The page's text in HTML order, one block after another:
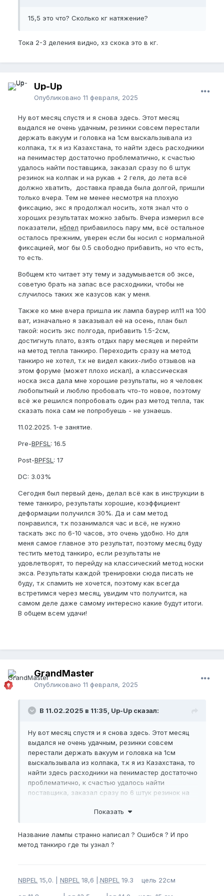
15,5 это что? Сколько кг натяжение?
Тока 2-3 деления видно, хз скока это в кг.
Up-Up
Опубликовано 11 февраля, 2025
Ну вот месяц спустя и я снова здесь. Этот месяц
выдался не очень удачным, резинки совсем перестали
держать вакуум и головка на 1см выскальзывала из
колпака, т.к я из Казахстана, то найти здесь расходники
на пенимастер достаточно проблематично, к счастью
удалось найти поставщика, заказал сразу по 6 штук
резинок на колпак и на рукав + 2 геля, до лета всё
должно хватить, доставка правда была долгой, пришли
только вчера. Тем не менее несмотря на плохую
фиксацию, экс я продолжал носить, хотя знал что о
хороших результатах можно забыть. Вчера измерил все
показатели, нбпел прибавилось пару мм, всё остальное
осталось прежним, уверен если бы носил с нормальной
фиксацией, мог бы 0.5 свободно прибавить, но что есть,
то есть.
Вобщем кто читает эту тему и задумывается об эксе,
советую брать на запас все расходники, чтобы не
случилось таких же казусов как у меня.
Также ко мне вчера пришла ик лампа баурер ил11 на 100
ват, изначально я заказывал её на осень, план был
такой: носить экс полгода, прибавить 1.5-2см,
достигнуть плато, взять отдых пару месяцев и перейти
на метод тепла танкиро. Переходить сразу на метод
танкиро не хотел, т.к не видел каких-либо отзывов на
этом форуме (может плохо искал), а классическая
носка экса дала мне хорошие результаты, но я человек
любопытный и люблю пробовать что-то новое, поэтому
всё же решился попробовать один раз метод тепла, так
сказать пока сам не попробуешь - не узнаешь.
11.02.2025. 1-е занятие.
Pre-BPFSL : 16.5
Post-BPFSL : 17
DC: 3.03%
Сегодня был первый день, делал всё как в инструкции в
теме танкиро, результаты хорошие, коэффициент
деформации получился 30%. Да и сам метод
понравился, т.к позанимался час и всё, не нужно
таскать экс по 6-10 часов, это очень удобно. Но для
меня самое главное это результат, поэтому месяц буду
тестить метод танкиро, если результаты не
удовлетворят, то перейду на классический метод носки
экса. Результаты каждой тренировки сюда писать не
буду, т.к спамить не хочется, поэтому как всегда
встретимся через месяц, увидим что получится, на
самом деле даже самому интересно какие будут итоги.
В общем всем удачи!
GrandMaster
Опубликовано 11 февраля, 2025
В 11.02.2025 в 11:35, Up-Up сказал:
Ну вот месяц спустя и я снова здесь. Этот месяц
выдался не очень удачным, резинки совсем
перестали держать вакуум и головка на 1см
выскальзывала из колпака, т.к я из Казахстана, то
найти здесь расходники на пенимастер достаточно
проблематично, к счастью удалось найти
поставщика, заказал сразу по 6 штук резинок на
хватить, доставка правда была долгой, пришли
фиксацию, экс я продолжал носить, хотя знал что
о хороших результатах можно забыть. Вчера
0.5 свободно прибавить, но что есть, то есть.
Показать
Название лампы странно написал ? Ошибся ? И про
метод танкиро где ты узнал ?
NBPEL 15,0. | NBPEL 18,6 |.NBPEL 19.3 цель 22см